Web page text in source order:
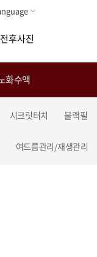
전후사진
시크릿터치 블랙필
여드름관리/재생관리
화수액